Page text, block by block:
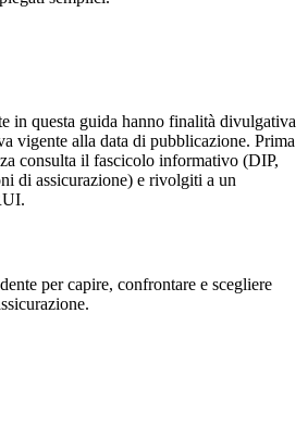
in questa guida hanno finalità divulgativa
vigente alla data di pubblicazione. Prima
consulta il fascicolo informativo (DIP,
di assicurazione) e rivolgiti a un
per capire, confrontare e scegliere